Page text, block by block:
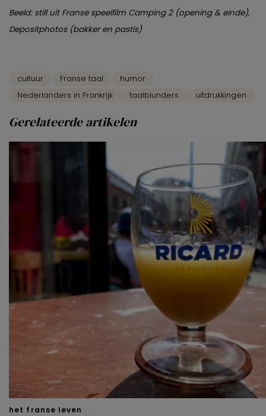
Beeld: still uit Franse speelfilm Camping 2 (opening & einde),
Depositphotos (bakker en pastis)
cultuur Franse taal
humor
Nederlanders in Frankrijk
taalblunders uitdrukkingen
Gerelateerde artikelen
het franse leven